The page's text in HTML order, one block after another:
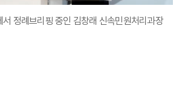
정례브리핑 중인 김창래 신속민원처리과장